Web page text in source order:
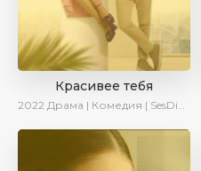
Красивее тебя
2022 Драма | Комедия | SesDizi | AveTurk | Turok1990